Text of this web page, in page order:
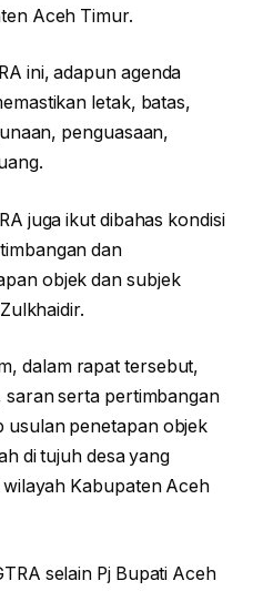
Aceh Timur.
ini, adapun agenda
letak, batas,
penguasaan,
juga ikut dibahas kondisi
dan
objek dan subjek
dalam rapat tersebut,
serta pertimbangan
usulan penetapan objek
di tujuh desa yang
Kabupaten Aceh
selain Pj Bupati Aceh